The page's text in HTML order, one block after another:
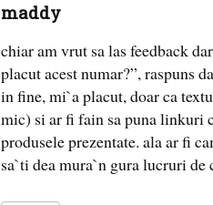
maddy
chiar am vrut sa las feedback
placut acest numar?”, raspuns
in fine, mi`a placut, doar ca
mic) si ar fi fain sa puna linkuri
produsele prezentate. ala ar fi
sa`ti dea mura`n gura lucruri de